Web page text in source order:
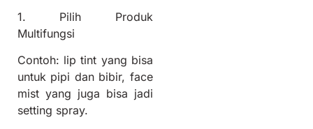
1. Pilih Produk
Multifungsi
Contoh: lip tint yang bisa
untuk pipi dan bibir, face
mist yang juga bisa jadi
setting spray.